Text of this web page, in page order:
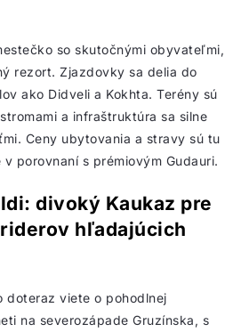
so skutočnými obyvateľmi,
rezort. Zjazdovky sa delia do
ako Didveli a Kokhta. Terény sú
a infraštruktúra sa silne
Ceny ubytovania a stravy sú tu
porovnaní s prémiovým Gudauri.
divoký Kaukaz pre
hľadajúcich
doteraz viete o pohodlnej
na severozápade Gruzínska, s